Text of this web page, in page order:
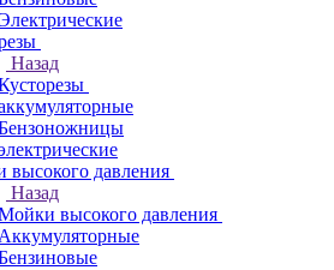
Назад
высокого давления
Назад
высокого давления
Аккумуляторные